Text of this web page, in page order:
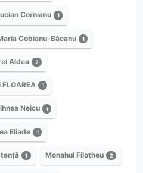
Cornianu 1
Cobianu-Băcanu 1
Aldea 2
1
Neicu 1
Eliade 1
1 Monahul Filotheu 2